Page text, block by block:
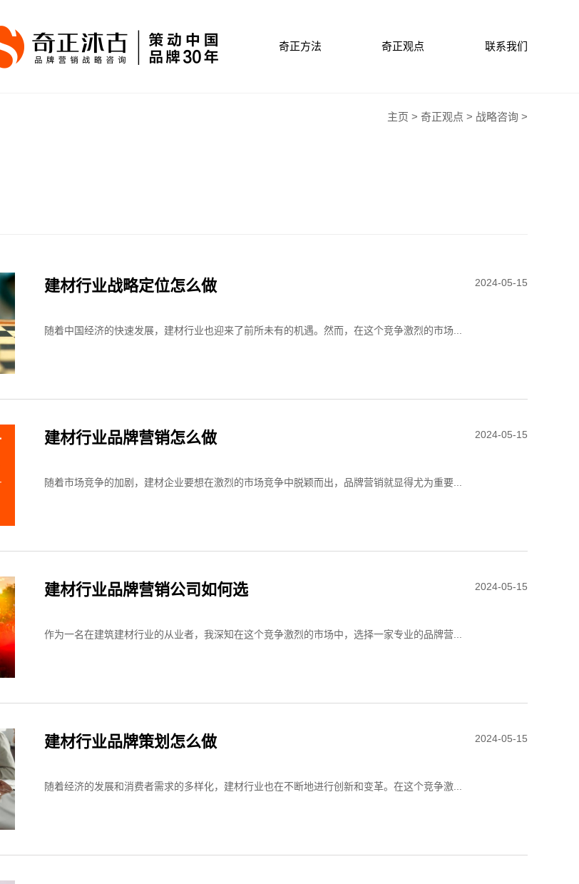
奇正方法 奇正观点 联系我们
主页 > 奇正观点 > 战略咨询 >
建材行业战略定位怎么做 2024-05-15
随着中国经济的快速发展，建材行业也迎来了前所未有的机遇。然而，在这个竞争激烈的市场...
建材行业品牌营销怎么做 2024-05-15
随着市场竞争的加剧，建材企业要想在激烈的市场竞争中脱颖而出，品牌营销就显得尤为重要...
建材行业品牌营销公司如何选 2024-05-15
作为一名在建筑建材行业的从业者，我深知在这个竞争激烈的市场中，选择一家专业的品牌营...
建材行业品牌策划怎么做 2024-05-15
随着经济的发展和消费者需求的多样化，建材行业也在不断地进行创新和变革。在这个竞争激...